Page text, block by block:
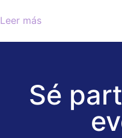
Leer más
Sé